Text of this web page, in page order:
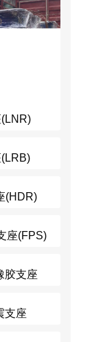
(HDR)
座(FPS)
胶支座
支座